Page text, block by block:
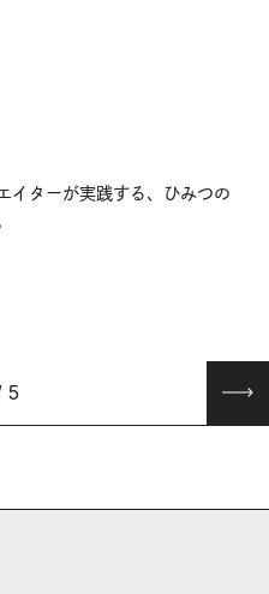
イターが実践する、ひみつの
5